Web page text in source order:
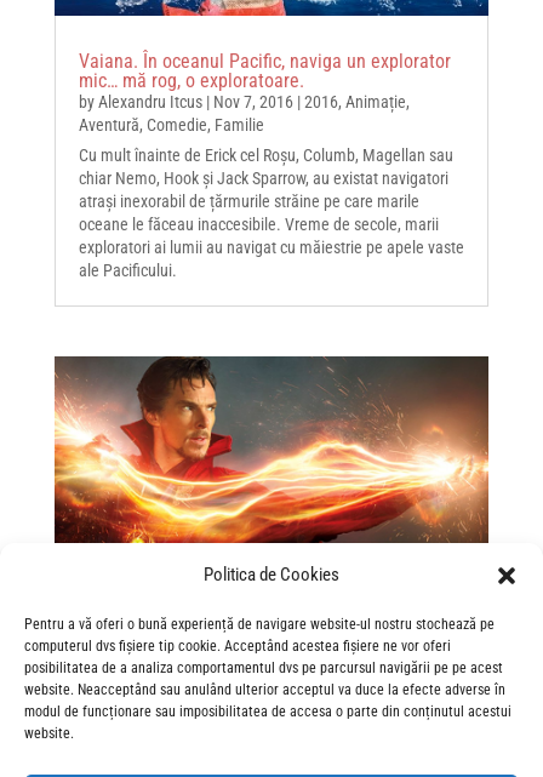
Politica de Cookies
Pentru a vă oferi o bună experiență de navigare website-ul nostru stochează pe
computerul dvs fișiere tip cookie. Acceptând acestea fișiere ne vor oferi
posibilitatea de a analiza comportamentul dvs pe parcursul navigării pe pe acest
website. Neacceptând sau anulând ulterior acceptul va duce la efecte adverse în
modul de funcționare sau imposibilitatea de accesa o parte din conținutul acestui
website.
Vaiana. În oceanul Pacific, naviga un explorator
mic… mă rog, o exploratoare.
byAlexandru Itcus| Nov 7, 2016|2016, Animație,
Aventură, Comedie, Familie
Cu mult înainte de Erick cel Roșu, Columb, Magellan sau
chiar Nemo, Hook și Jack Sparrow, au existat navigatori
atrași inexorabil de țărmurile străine pe care marile
oceane le făceau inaccesibile. Vreme de secole, marii
exploratori ai lumii au navigat cu măiestrie pe apele vaste
ale Pacificului.
Cu „Doctor Strange”, universul Marvel se
îmbogățește cu mii de universuri paralele.
byAlexandru Itcus|Oct 13, 2016|2016,Acțiune